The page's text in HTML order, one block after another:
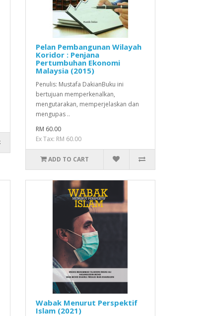
Pelan Pembangunan Wilayah
Koridor : Penjana
Pertumbuhan Ekonomi
Malaysia (2015)
Penulis: Mustafa DakianBuku ini
bertujuan memperkenalkan,
mengutarakan, memperjelaskan dan
mengupas ..
RM 60.00
Ex Tax: RM 60.00
ADD TO CART
Wabak Menurut Perspektif
Islam (2021)